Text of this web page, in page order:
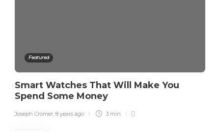
Featured
Smart Watches That Will Make You
Spend Some Money
Joseph Cromer 8 years ago 3 min